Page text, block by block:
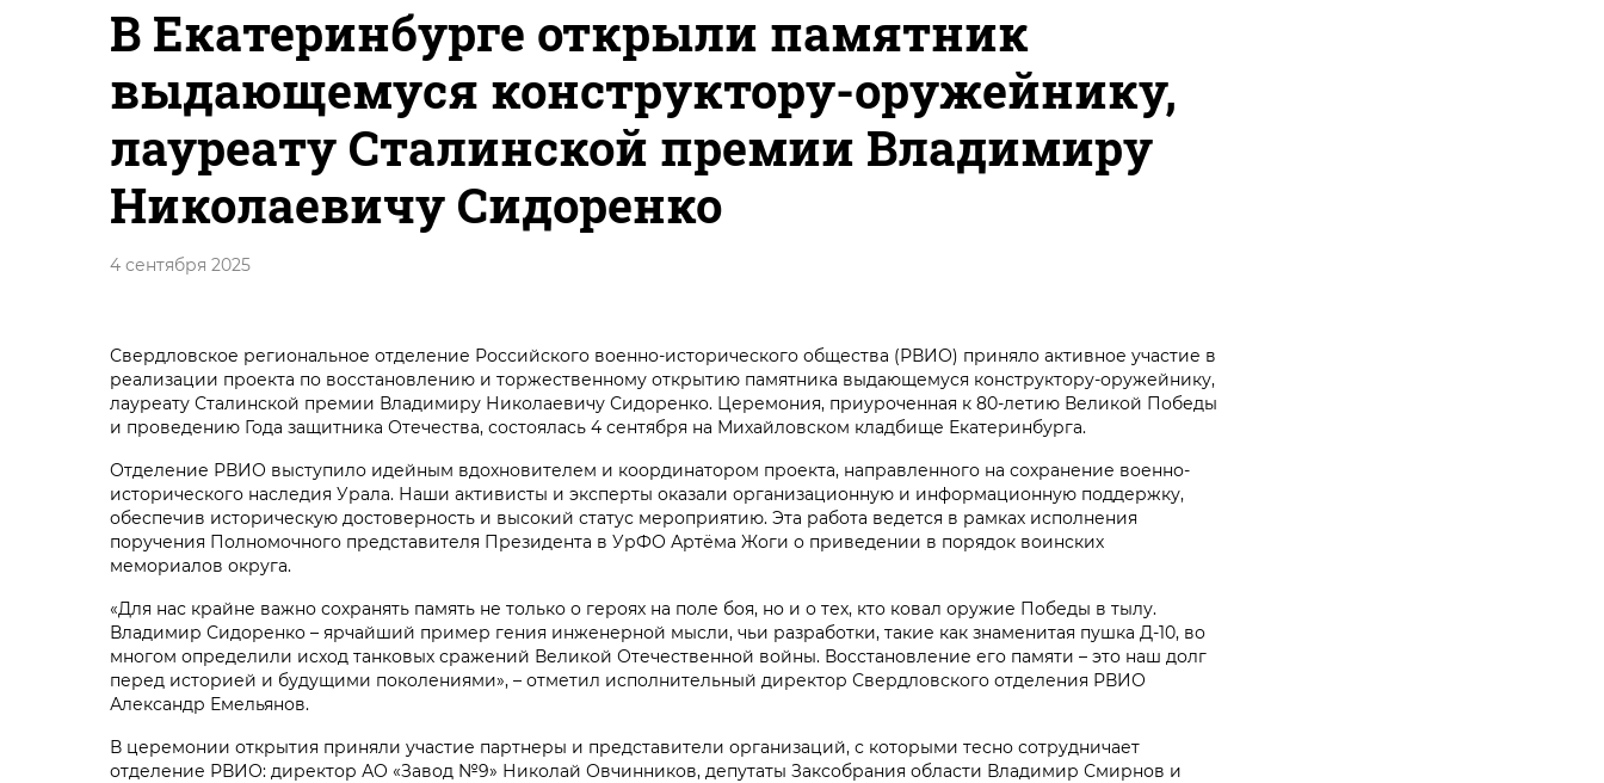
В Екатеринбурге открыли памятник
выдающемуся конструктору-оружейнику,
лауреату Сталинской премии Владимиру
Николаевичу Сидоренко
4 сентября 2025
Свердловское региональное отделение Российского военно-исторического общества (РВИО) приняло активное участие в
реализации проекта по восстановлению и торжественному открытию памятника выдающемуся конструктору-оружейнику,
лауреату Сталинской премии Владимиру Николаевичу Сидоренко. Церемония, приуроченная к 80-летию Великой Победы
и проведению Года защитника Отечества, состоялась 4 сентября на Михайловском кладбище Екатеринбурга.
Отделение РВИО выступило идейным вдохновителем и координатором проекта, направленного на сохранение военно-
исторического наследия Урала. Наши активисты и эксперты оказали организационную и информационную поддержку,
обеспечив историческую достоверность и высокий статус мероприятию. Эта работа ведется в рамках исполнения
поручения Полномочного представителя Президента в УрФО Артёма Жоги о приведении в порядок воинских
мемориалов округа.
«Для нас крайне важно сохранять память не только о героях на поле боя, но и о тех, кто ковал оружие Победы в тылу.
Владимир Сидоренко – ярчайший пример гения инженерной мысли, чьи разработки, такие как знаменитая пушка Д-10, во
многом определили исход танковых сражений Великой Отечественной войны. Восстановление его памяти – это наш долг
перед историей и будущими поколениями», – отметил исполнительный директор Свердловского отделения РВИО
Александр Емельянов.
В церемонии открытия приняли участие партнеры и представители организаций, с которыми тесно сотрудничает
отделение РВИО: директор АО «Завод №9» Николай Овчинников, депутаты Заксобрания области Владимир Смирнов и